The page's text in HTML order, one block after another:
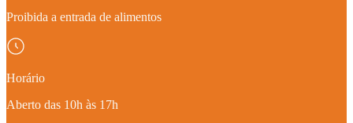
Proibida a entrada de alimentos
Horário
Aberto das 10h às 17h